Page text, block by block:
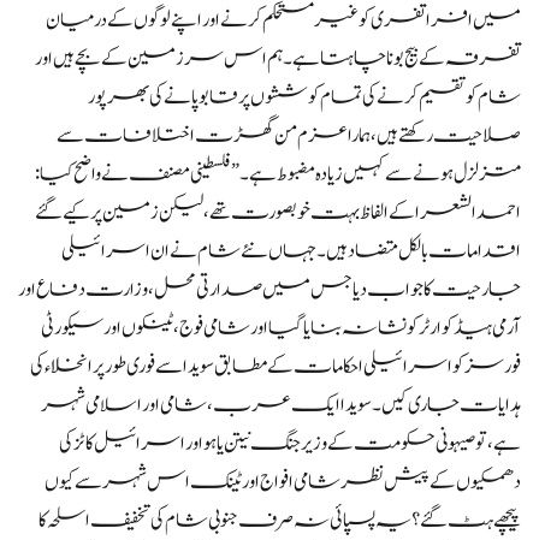
میں افراتفری کو غیر مستحکم کرنے اور اپنے لوگوں کے درمیان
تفرقہ کے بیج بونا چاہتا ہے۔ ہم اس سرزمین کے بچے ہیں اور
شام کو تقسیم کرنے کی تمام کوششوں پر قابو پانے کی بھرپور
صلاحیت رکھتے ہیں، ہمارا عزم من گھڑت اختلافات سے
متزلزل ہونے سے کہیں زیادہ مضبوط ہے۔” فلسطینی مصنف نے واضح کیا:
احمد الشعرا کے الفاظ بہت خوبصورت تھے، لیکن زمین پر کیے گئے
اقدامات بالکل متضاد ہیں۔ جہاں نئے شام نے ان اسرائیلی
جارحیت کا جواب دیا جس میں صدارتی محل، وزارت دفاع اور
آرمی ہیڈ کوارٹر کو نشانہ بنایا گیا اور شامی فوج، ٹینکوں اور سیکورٹی
فورسز کو اسرائیلی احکامات کے مطابق سویدا سے فوری طور پر انخلاء کی
ہدایات جاری کیں۔ سویدا ایک عرب، شامی اور اسلامی شہر
ہے، تو صیہونی حکومت کے وزیر جنگ نیتن یاہو اور اسرائیل کاٹز کی
دھمکیوں کے پیش نظر شامی افواج اور ٹینک اس شہر سے کیوں
پیچھے ہٹ گئے؟ یہ پسپائی نہ صرف جنوبی شام کی تخفیف اسلحہ کا